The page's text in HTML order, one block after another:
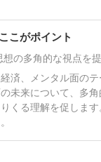
ムズ海峡
簡単に副収
て簡単に成
こがポイント
想の多角的な視点を
済、メンタル面の
未来について、多
くる理解を促しま